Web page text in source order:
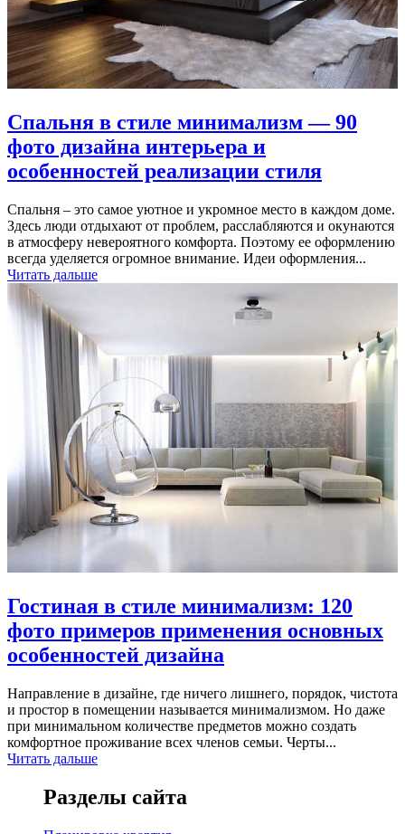
Спальня в стиле минимализм — 90
фото дизайна интерьера и
особенностей реализации стиля
Спальня – это самое уютное и укромное место в каждом доме.
Здесь люди отдыхают от проблем, расслабляются и окунаются
в атмосферу невероятного комфорта. Поэтому ее оформлению
всегда уделяется огромное внимание. Идеи оформления...
Читать дальше
Гостиная в стиле минимализм: 120
фото примеров применения основных
особенностей дизайна
Направление в дизайне, где ничего лишнего, порядок, чистота
и простор в помещении называется минимализмом. Но даже
при минимальном количестве предметов можно создать
комфортное проживание всех членов семьи. Черты...
Читать дальше
Разделы сайта